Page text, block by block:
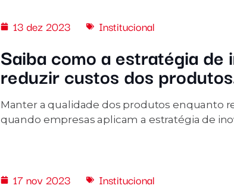
13 dez 2023 Institucional
Saiba como a estratégia
reduzir custos dos
Manter a qualidade dos produtos enquanto
quando empresas aplicam a estratégia de
17 nov 2023 Institucional